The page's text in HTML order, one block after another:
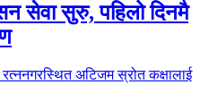
सेवा सुरु, पहिलो दिनमै